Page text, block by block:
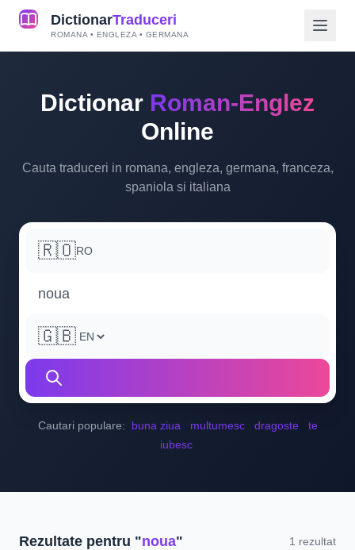
DictionarTraduceri
ROMANA • ENGLEZA • GERMANA
Dictionar Roman-Englez
Online
Cauta traduceri in romana, engleza, germana, franceza,
spaniola si italiana
🇷🇴RO
🇬🇧
Cautari populare: buna ziua multumesc dragoste
te
iubesc
Rezultate pentru "noua" 1 rezultat